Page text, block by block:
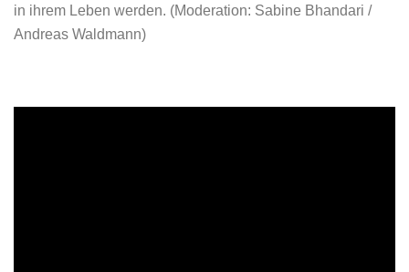
in ihrem Leben werden. (Moderation: Sabine Bhandari /
Andreas Waldmann)